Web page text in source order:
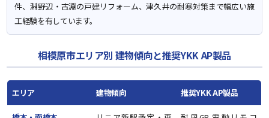
件、淵野辺・古淵の戸建リフォーム、津久井の耐寒対策まで幅広い施
工経験を有しています。
相模原市エリア別 建物傾向と推奨YKK AP製品
エリア 建物傾向 推奨YKK AP製品